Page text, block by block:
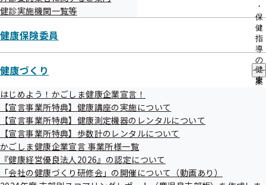
ュ
・
保
健
指
導
の
ご
案
健診実施機関一覧等
健康保険委員
健康づくり
健
康
はじめよう！かごしま健康企業宣言！
【宣言事業所特典】健康講座の実施について
【宣言事業所特典】健康測定機器のレンタルについて
【宣言事業所特典】歩数計のレンタルについて
かごしま健康企業宣言 事業所様一覧
『健康経営優良法人2026』の認定について
「会社の健康づくり研修会」の開催について（動画あり）
高齢受給者証について
協会けんぽ鹿児島支部作成動画！！